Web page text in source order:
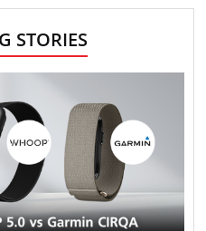
STORIES